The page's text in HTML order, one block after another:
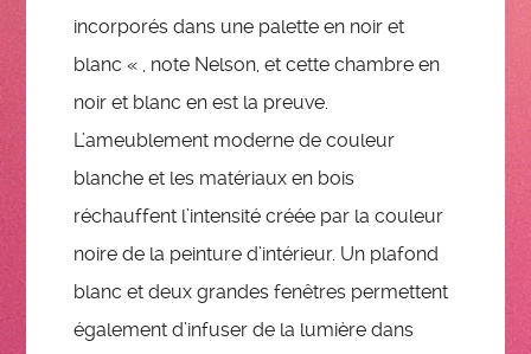
incorporés dans une palette en noir et
blanc « , note Nelson, et cette chambre en
noir et blanc en est la preuve.
L’ameublement moderne de couleur
blanche et les matériaux en bois
réchauffent l’intensité créée par la couleur
noire de la peinture d’intérieur. Un plafond
blanc et deux grandes fenêtres permettent
également d’infuser de la lumière dans